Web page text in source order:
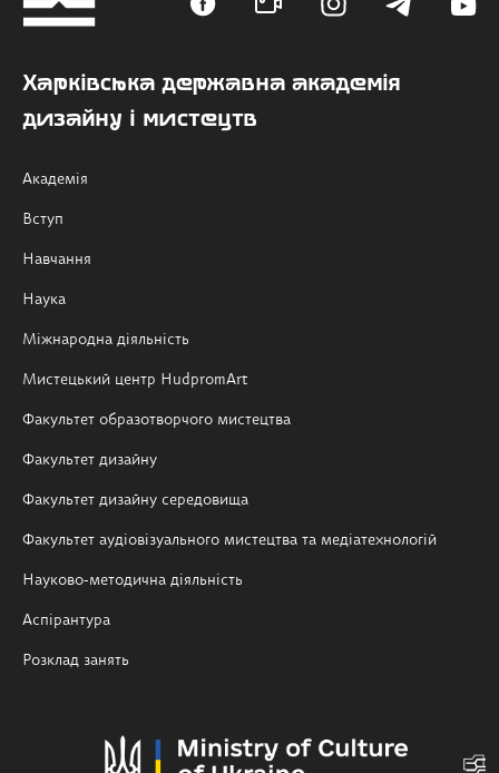
Харківська державна академія
дизайну і мистецтв
Академія
Вступ
Навчання
Наука
Міжнародна діяльність
Мистецький центр HudpromArt
Факультет образотворчого мистецтва
Факультет дизайну
Факультет дизайну середовища
Факультет аудіовізуального мистецтва та медіатехнологій
Науково-методична діяльність
Аспірантура
Розклад занять